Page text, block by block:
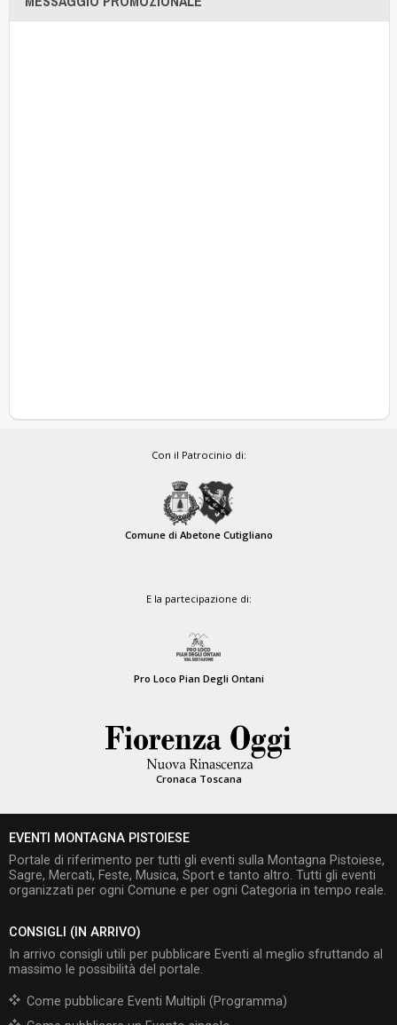
Con il Patrocinio di:
Comune di Abetone Cutigliano
E la partecipazione di:
Pro Loco Pian Degli Ontani
Cronaca Toscana
EVENTI MONTAGNA PISTOIESE
Portale di riferimento per tutti gli eventi sulla Montagna Pistoiese,
Sagre, Mercati, Feste, Musica, Sport e tanto altro. Tutti gli eventi
organizzati per ogni Comune e per ogni Categoria in tempo reale.
CONSIGLI (IN ARRIVO)
In arrivo consigli utili per pubblicare Eventi al meglio sfruttando al
massimo le possibilità del portale.
Come pubblicare Eventi Multipli (Programma)